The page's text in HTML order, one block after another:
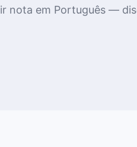
nota em Português —